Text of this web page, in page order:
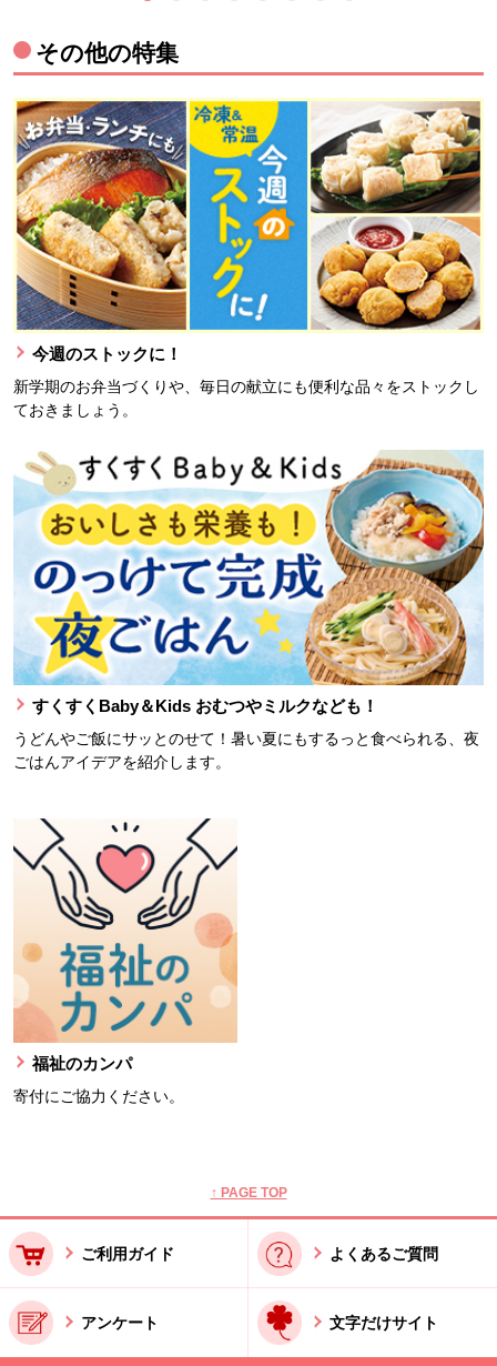
その他の特集
今週のストックに！
新学期のお弁当づくりや、毎日の献立にも便利な品々をストックし
ておきましょう。
すくすくBaby＆Kids おむつやミルクなども！
うどんやご飯にサッとのせて！暑い夏にもするっと食べられる、夜
ごはんアイデアを紹介します。
福祉のカンパ
寄付にご協力ください。
↑ PAGE TOP
ご利用ガイド よくあるご質問
アンケート 文字だけサイト